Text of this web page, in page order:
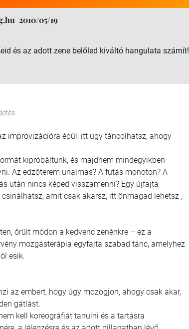
2010/05/19
és az adott zene belőled kiváltó hangulata számít!
improvizációra épül: itt úgy táncolhatsz, ahogy
kipróbáltunk, és majdnem mindegyikben
Az edzőterem unalmas? A futás monoton? A
után nincs képed visszamenni? Egy újfajta
amit csak akarsz, itt önmagad lehetsz ,
őrült módon a kedvenc zenénkre – ez a
mozgásterápia egyfajta szabad tánc, amelyhez
esik.
az embert, hogy úgy mozogjon, ahogy csak akar,
gátlást.
kell koreográfiát tanulni és a tartásra